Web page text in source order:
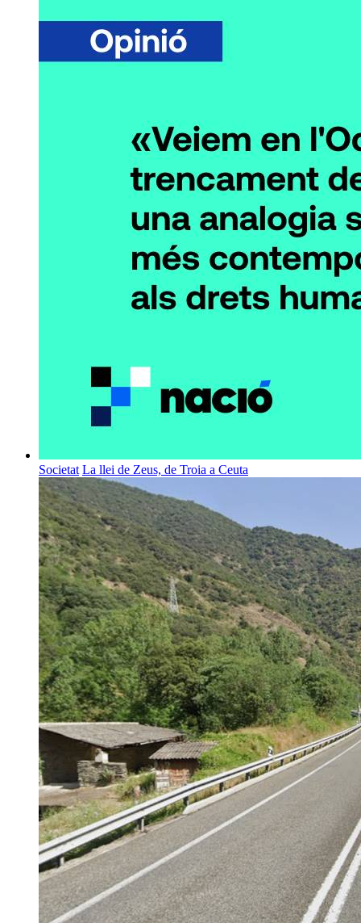
Societat La llei de Zeus, de Troia a Ceuta